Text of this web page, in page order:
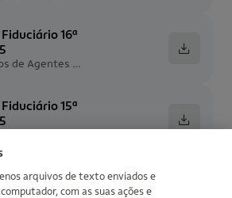
16ª
Relatórios de Agentes Fiduciários
15ª
arquivos de texto enviados e
com as suas ações e